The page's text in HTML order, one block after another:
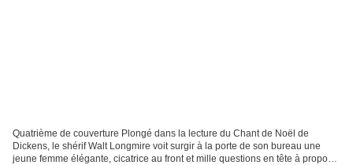
Quatrième de couverture Plongé dans la lecture du Chant de Noël de
Dickens, le shérif Walt Longmire voit surgir à la porte de son bureau une
jeune femme élégante, cicatrice au front et mille questions en tête à propos